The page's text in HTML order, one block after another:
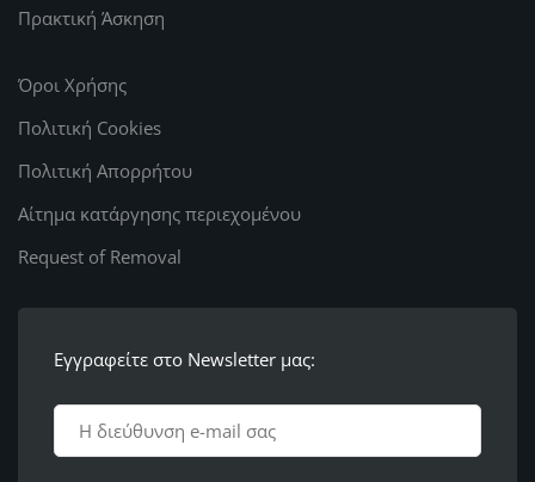
Πρακτική Άσκηση
Όροι Χρήσης
Πολιτική Cookies
Πολιτική Απορρήτου
Αίτημα κατάργησης περιεχομένου
Request of Removal
Εγγραφείτε στο Newsletter μας: